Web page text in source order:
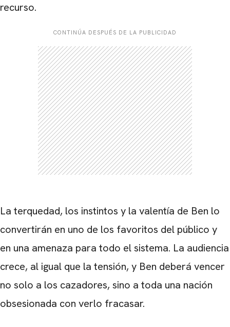
recurso.
CONTINÚA DESPUÉS DE LA PUBLICIDAD
La terquedad, los instintos y la valentía de Ben lo
convertirán en uno de los favoritos del público y
en una amenaza para todo el sistema. La audiencia
crece, al igual que la tensión, y Ben deberá vencer
no solo a los cazadores, sino a toda una nación
obsesionada con verlo fracasar.